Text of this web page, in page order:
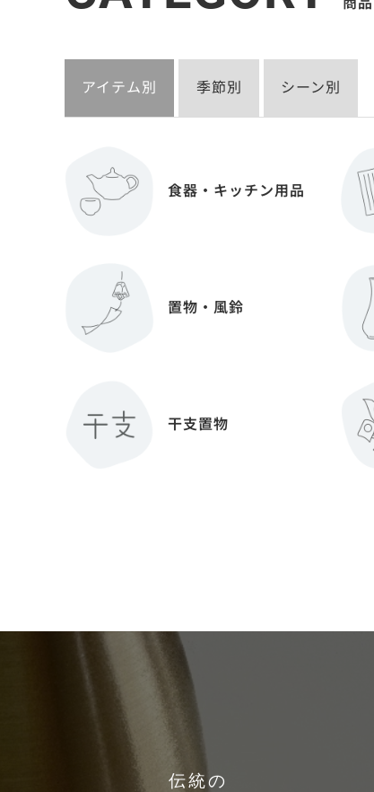
アイテム別 季節別 シーン別
食器・キッチン用品
置物・風鈴
干支置物
伝統の